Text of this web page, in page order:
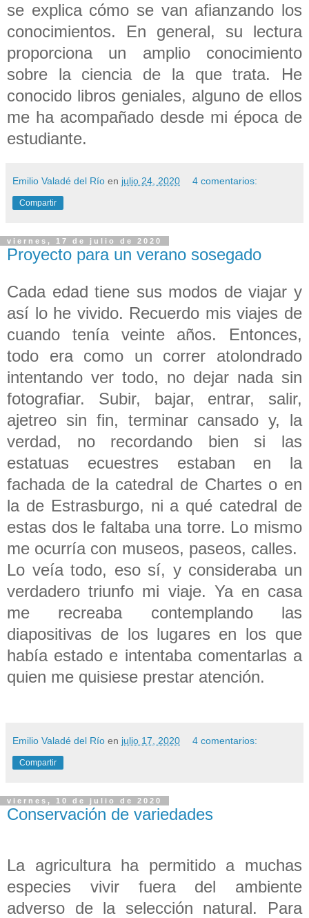
se explica cómo se van afianzando los
conocimientos. En general, su lectura
proporciona un amplio conocimiento
sobre la ciencia de la que trata. He
conocido libros geniales, alguno de ellos
me ha acompañado desde mi época de
estudiante.
Emilio Valadé del Río en julio 24, 2020 4 comentarios:
Compartir
viernes, 17 de julio de 2020
Proyecto para un verano sosegado
Cada edad tiene sus modos de viajar y
así lo he vivido. Recuerdo mis viajes de
cuando tenía veinte años. Entonces,
todo era como un correr atolondrado
intentando ver todo, no dejar nada sin
fotografiar. Subir, bajar, entrar, salir,
ajetreo sin fin, terminar cansado y, la
verdad, no recordando bien si las
estatuas ecuestres estaban en la
fachada de la catedral de Chartes o en
la de Estrasburgo, ni a qué catedral de
estas dos le faltaba una torre. Lo mismo
me ocurría con museos, paseos, calles.
Lo veía todo, eso sí, y consideraba un
verdadero triunfo mi viaje. Ya en casa
me recreaba contemplando las
diapositivas de los lugares en los que
había estado e intentaba comentarlas a
quien me quisiese prestar atención.
Emilio Valadé del Río en julio 17, 2020 4 comentarios:
Compartir
viernes, 10 de julio de 2020
Conservación de variedades
La agricultura ha permitido a muchas
especies vivir fuera del ambiente
adverso de la selección natural. Para